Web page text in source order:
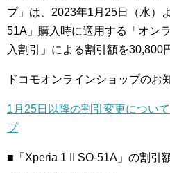
プ」は、2023年1月25日（水）
51A」購入時に適用する「オン
入割引」による割引額を30,800
ドコモオンラインショップのお
1月25日以降の割引変更につい
プ
■「Xperia 1 II SO-51A」の割引